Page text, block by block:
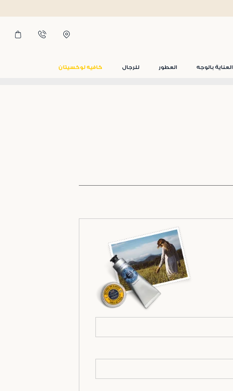
العناية بالوجه العطور للرجال كافيه لوكسيتان